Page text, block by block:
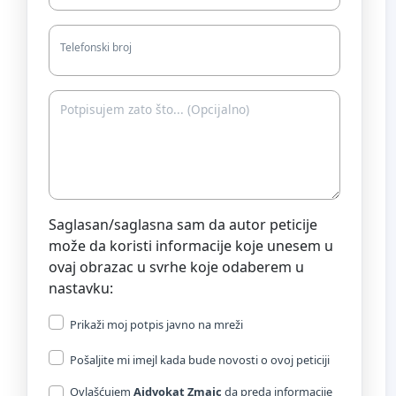
Telefonski broj
Saglasan/saglasna sam da autor peticije
može da koristi informacije koje unesem u
ovaj obrazac u svrhe koje odaberem u
nastavku:
Prikaži moj potpis javno na mreži
Pošaljite mi imejl kada bude novosti o ovoj peticiji
Ovlašćujem Aidvokat Zmaic da preda informacije